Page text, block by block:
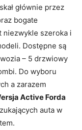
głównie przez
bogate
niezwykle szeroka i
Dostępne są
– 5 drzwiowy
Do wyboru
a zarazem
Active Forda
auta w